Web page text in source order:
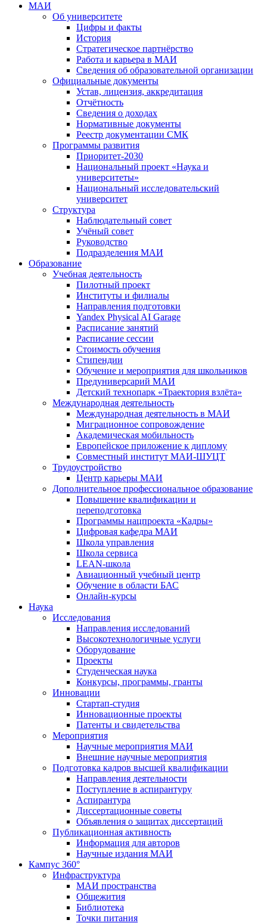
МАИ
Об университете
Цифры и факты
История
Стратегическое партнёрство
Работа и карьера в МАИ
Сведения об образовательной организации
Официальные документы
Устав, лицензия, аккредитация
Отчётность
Сведения о доходах
Нормативные документы
Реестр документации СМК
Программы развития
Приоритет-2030
Национальный проект «Наука и
университеты»
Национальный исследовательский
университет
Структура
Наблюдательный совет
Учёный совет
Руководство
Подразделения МАИ
Образование
Учебная деятельность
Пилотный проект
Институты и филиалы
Направления подготовки
Yandex Physical AI Garage
Расписание занятий
Расписание сессии
Стоимость обучения
Стипендии
Обучение и мероприятия для школьников
Предуниверсарий МАИ
Детский технопарк «Траектория взлёта»
Международная деятельность
Международная деятельность в МАИ
Миграционное сопровождение
Академическая мобильность
Европейское приложение к диплому
Совместный институт МАИ-ШУЦТ
Трудоустройство
Центр карьеры МАИ
Дополнительное профессиональное образование
Повышение квалификации и
переподготовка
Программы нацпроекта «Кадры»
Цифровая кафедра МАИ
Школа управления
Школа сервиса
LEAN-школа
Авиационный учебный центр
Обучение в области БАС
Онлайн-курсы
Наука
Исследования
Направления исследований
Высокотехнологичные услуги
Оборудование
Проекты
Студенческая наука
Конкурсы, программы, гранты
Инновации
Стартап-студия
Инновационные проекты
Патенты и свидетельства
Мероприятия
Научные мероприятия МАИ
Внешние научные мероприятия
Подготовка кадров высшей квалификации
Направления деятельности
Поступление в аспирантуру
Аспирантура
Диссертационные советы
Объявления о защитах диссертаций
Публикационная активность
Информация для авторов
Научные издания МАИ
Кампус 360°
Инфраструктура
МАИ пространства
Общежития
Библиотека
Точки питания